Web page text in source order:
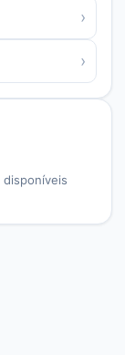
›
›
disponíveis